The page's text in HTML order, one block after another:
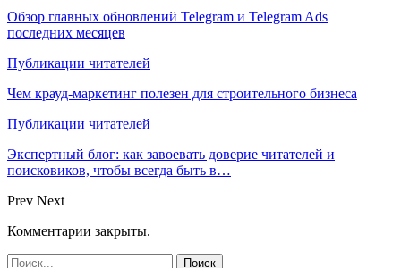
Обзор главных обновлений Telegram и Telegram Ads
последних месяцев
Публикации читателей
Чем крауд-маркетинг полезен для строительного бизнеса
Публикации читателей
Экспертный блог: как завоевать доверие читателей и
поисковиков, чтобы всегда быть в…
Prev Next
Комментарии закрыты.